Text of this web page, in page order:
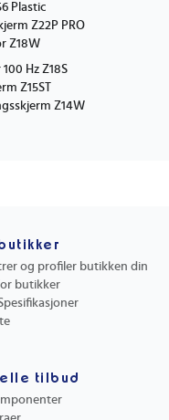
Plastic
Z22P PRO
Z18W
Hz Z18S
Z15ST
Z14W
og profiler butikken din
butikker
tilbud